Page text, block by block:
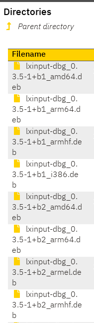
Directories
Parent directory
Filename
lxinput-dbg_0.
3.5-1+b1_amd64.d
eb
lxinput-dbg_0.
3.5-1+b1_arm64.d
eb
lxinput-dbg_0.
3.5-1+b1_armhf.de
b
lxinput-dbg_0.
3.5-1+b1_i386.de
b
lxinput-dbg_0.
3.5-1+b2_amd64.d
eb
lxinput-dbg_0.
3.5-1+b2_arm64.d
eb
lxinput-dbg_0.
3.5-1+b2_armel.de
b
lxinput-dbg_0.
3.5-1+b2_armhf.de
b